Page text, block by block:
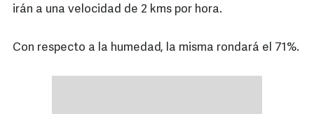
irán a una velocidad de 2 kms por hora.
Con respecto a la humedad, la misma rondará el 71%.